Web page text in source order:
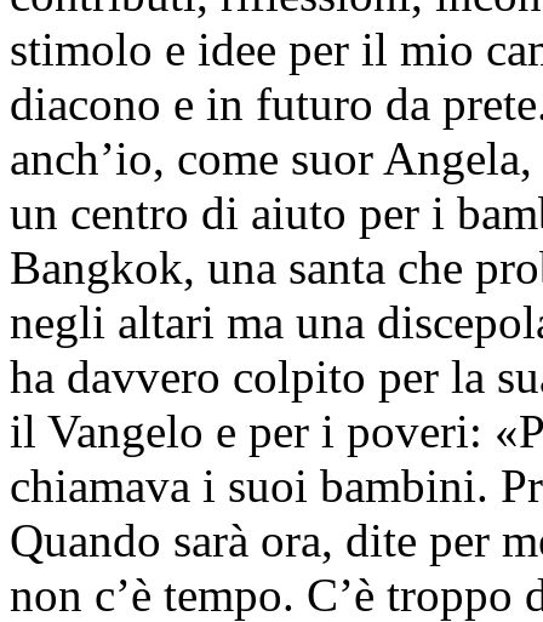
stimolo e idee per il mio
diacono e in futuro da
anch’io, come suor
un centro di aiuto per i
Bangkok, una santa che
negli altari ma una
ha davvero colpito per la
il Vangelo e per i poveri:
chiamava i suoi bambini.
Quando sarà ora, dite per
non c’è tempo. C’è troppo